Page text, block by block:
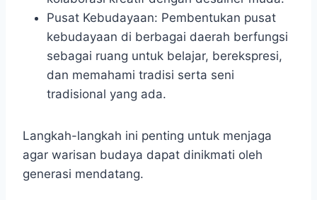
Pusat Kebudayaan: Pembentukan pusat
kebudayaan di berbagai daerah berfungsi
sebagai ruang untuk belajar, berekspresi,
dan memahami tradisi serta seni
tradisional yang ada.
Langkah-langkah ini penting untuk menjaga
agar warisan budaya dapat dinikmati oleh
generasi mendatang.